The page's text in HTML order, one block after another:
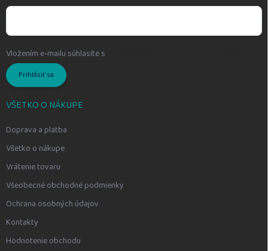
Vložením e-mailu súhlasíte s
Prihlásiť sa
VŠETKO O NÁKUPE
Doprava a platba
Všetko o nákupe
Vrátenie tovaru
Všeobecné obchodné podmienky
Ochrana osobných údajov
Kontakty
Hodnotenie obchodu